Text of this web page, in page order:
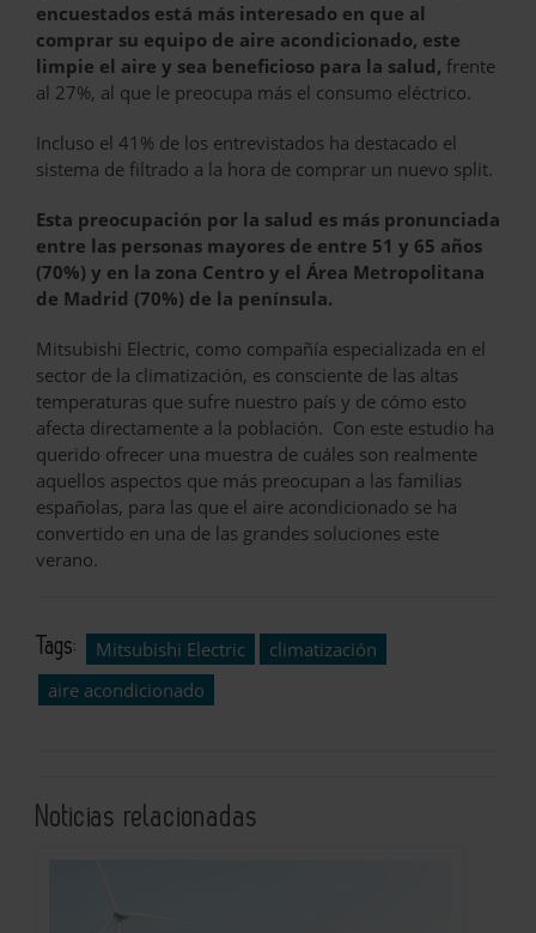
encuestados está más interesado en que al
comprar su equipo de aire acondicionado, este
limpie el aire y sea beneficioso para la salud, frente
al 27%, al que le preocupa más el consumo eléctrico.
Incluso el 41% de los entrevistados ha destacado el
sistema de filtrado a la hora de comprar un nuevo split.
Esta preocupación por la salud es más pronunciada
entre las personas mayores de entre 51 y 65 años
(70%) y en la zona Centro y el Área Metropolitana
de Madrid (70%) de la península.
Mitsubishi Electric, como compañía especializada en el
sector de la climatización, es consciente de las altas
temperaturas que sufre nuestro país y de cómo esto
afecta directamente a la población. Con este estudio ha
querido ofrecer una muestra de cuáles son realmente
aquellos aspectos que más preocupan a las familias
españolas, para las que el aire acondicionado se ha
convertido en una de las grandes soluciones este
verano.
Tags: Mitsubishi Electric
climatización
aire acondicionado
Noticias relacionadas